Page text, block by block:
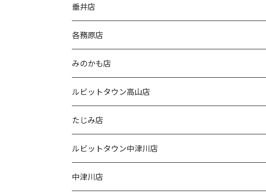
垂井店
各務原店
みのかも店
ルビットタウン高山店
たじみ店
ルビットタウン中津川店
中津川店